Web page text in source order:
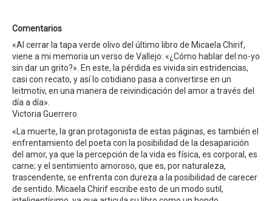
Comentarios
«Al cerrar la tapa verde olivo del último libro de Micaela Chirif,
viene a mi memoria un verso de Vallejo: «¿Cómo hablar del no-yo
sin dar un grito?». En este, la pérdida es vivida sin estridencias,
casi con recato, y así lo cotidiano pasa a convertirse en un
leitmotiv, en una manera de reivindicación del amor a través del
día a día».
Victoria Guerrero
«La muerte, la gran protagonista de estas páginas, es también el
enfrentamiento del poeta con la posibilidad de la desaparición
del amor, ya que la percepción de la vida es física, es corporal, es
carne; y el sentimiento amoroso, que es, por naturaleza,
trascendente, se enfrenta con dureza a la posibilidad de carecer
de sentido. Micaela Chirif escribe esto de un modo sutil,